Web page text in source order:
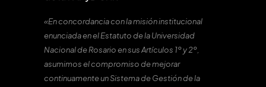
«En concordancia con la misión institucional
enunciada en el Estatuto de la Universidad
Nacional de Rosario en sus Artículos 1º y 2º,
asumimos el compromiso de mejorar
continuamente un Sistema de Gestión de la